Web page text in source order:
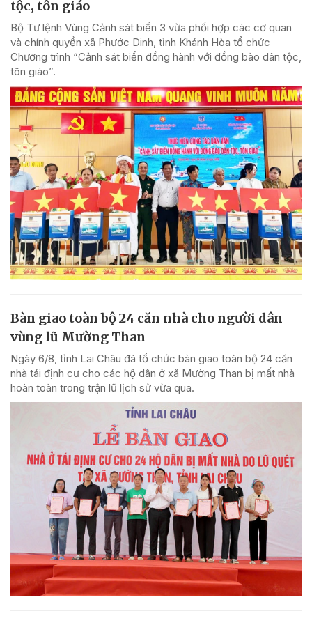
tộc, tôn giáo
Bộ Tư lệnh Vùng Cảnh sát biển 3 vừa phối hợp các cơ quan
và chính quyền xã Phước Dinh, tỉnh Khánh Hòa tổ chức
Chương trình “Cảnh sát biển đồng hành với đồng bào dân tộc,
tôn giáo”.
Bàn giao toàn bộ 24 căn nhà cho người dân
vùng lũ Mường Than
Ngày 6/8, tỉnh Lai Châu đã tổ chức bàn giao toàn bộ 24 căn
nhà tái định cư cho các hộ dân ở xã Mường Than bị mất nhà
hoàn toàn trong trận lũ lịch sử vừa qua.